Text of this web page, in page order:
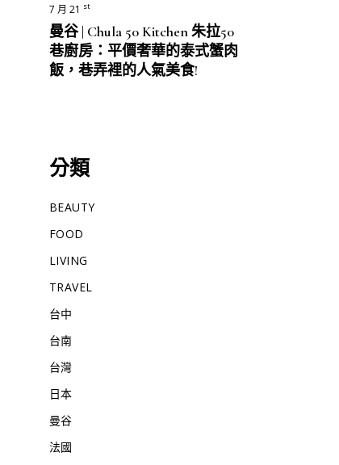
7 月 21 st
曼谷 | Chula 50 Kitchen 朱拉50
巷廚房：平價奢華的泰式蟹肉
飯，巷弄裡的人氣美食!
分類
BEAUTY
FOOD
LIVING
TRAVEL
台中
台南
台灣
日本
曼谷
法國